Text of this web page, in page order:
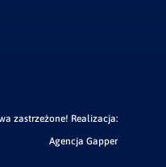
zastrzeżone! Realizacja:
Agencja Gapper